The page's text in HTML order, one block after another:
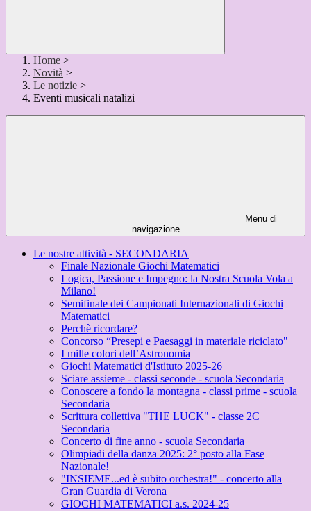
Home >
Novità >
Le notizie >
Eventi musicali natalizi
Menu di
navigazione
Le nostre attività - SECONDARIA
Finale Nazionale Giochi Matematici
Logica, Passione e Impegno: la Nostra Scuola Vola a
Milano!
Semifinale dei Campionati Internazionali di Giochi
Matematici
Perchè ricordare?
Concorso “Presepi e Paesaggi in materiale riciclato"
I mille colori dell’Astronomia
Giochi Matematici d'Istituto 2025-26
Sciare assieme - classi seconde - scuola Secondaria
Conoscere a fondo la montagna - classi prime - scuola
Secondaria
Scrittura collettiva "THE LUCK" - classe 2C
Secondaria
Concerto di fine anno - scuola Secondaria
Olimpiadi della danza 2025: 2° posto alla Fase
Nazionale!
"INSIEME...ed è subito orchestra!" - concerto alla
Gran Guardia di Verona
GIOCHI MATEMATICI a.s. 2024-25